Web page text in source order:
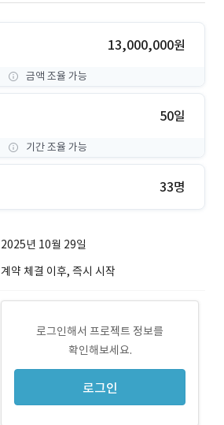
13,000,000원
금액 조율 가능
50일
기간 조율 가능
33명
2025년 10월 29일
계약 체결 이후, 즉시 시작
로그인해서 프로젝트 정보를
확인해보세요.
로그인